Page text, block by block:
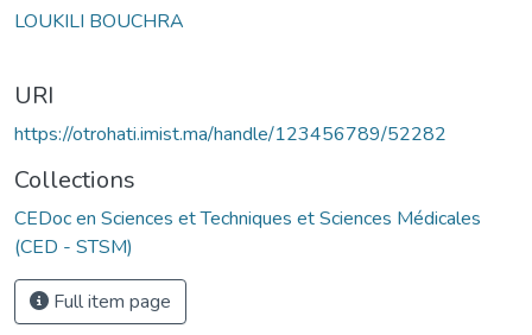
LOUKILI BOUCHRA
URI
https://otrohati.imist.ma/handle/123456789/52282
Collections
CEDoc en Sciences et Techniques et Sciences Médicales
(CED - STSM)
Full item page